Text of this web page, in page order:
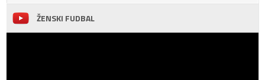
ŽENSKI FUDBAL